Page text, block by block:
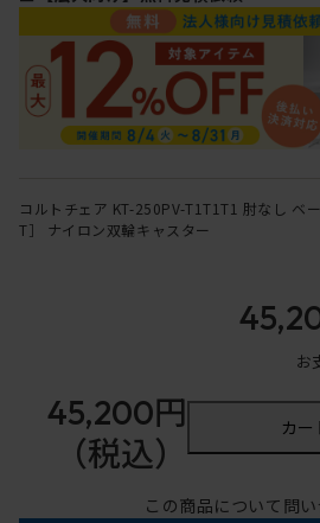
コルトチェア KT-250PV-T1T1T1 肘なし ベ
T］ ナイロン双輪キャスター
お
45,200円
（税込）
カー
この商品について問